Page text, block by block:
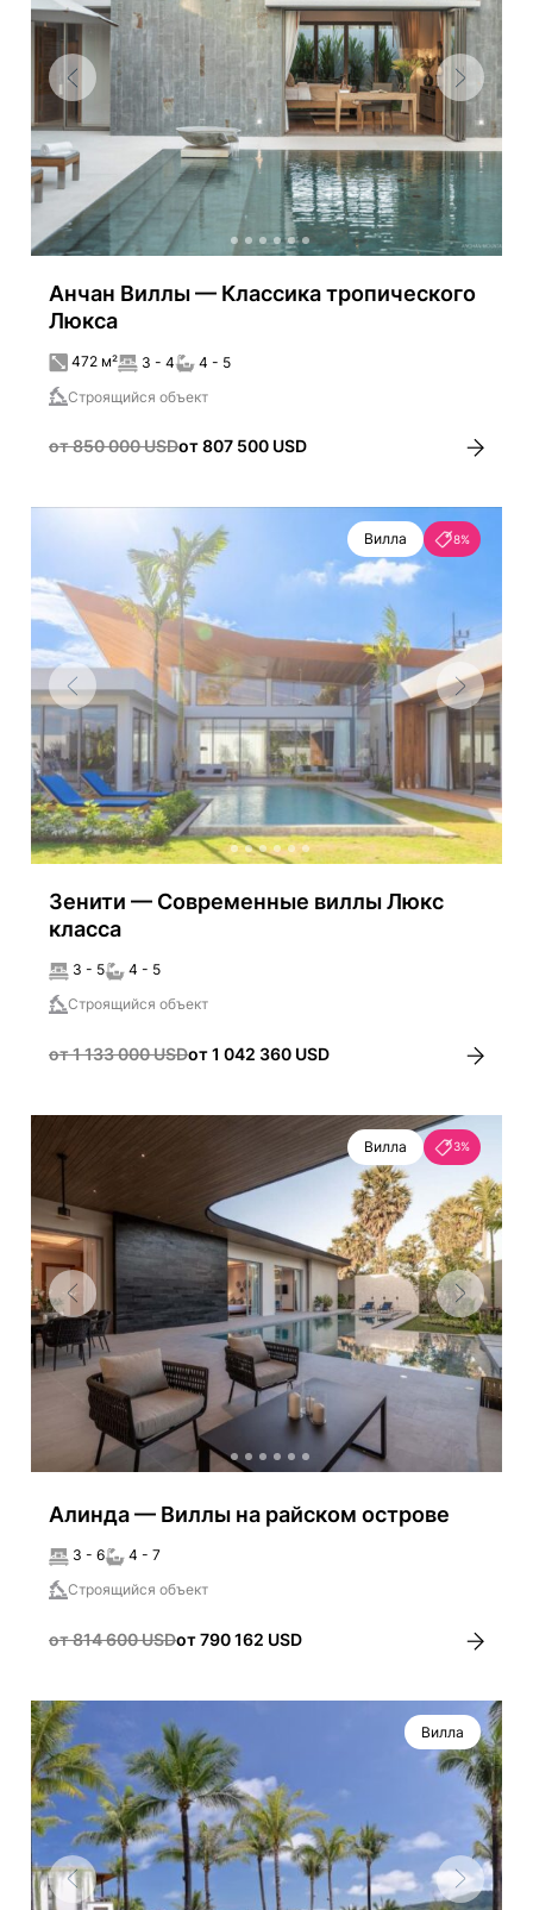
Анчан Виллы — Классика тропического
Люкса
472 м² 3 - 4
4 - 5
Строящийся объект
от 850 000 USDот 807 500 USD
Вилла 8%
Зенити — Современные виллы Люкс
класса
3 - 5
4 - 5
Строящийся объект
от 1 133 000 USDот 1 042 360 USD
Вилла 3%
Алинда — Виллы на райском острове
3 - 6
4 - 7
Строящийся объект
от 814 600 USDот 790 162 USD
Вилла